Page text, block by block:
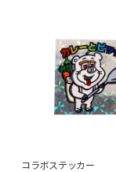
コラボステッカー